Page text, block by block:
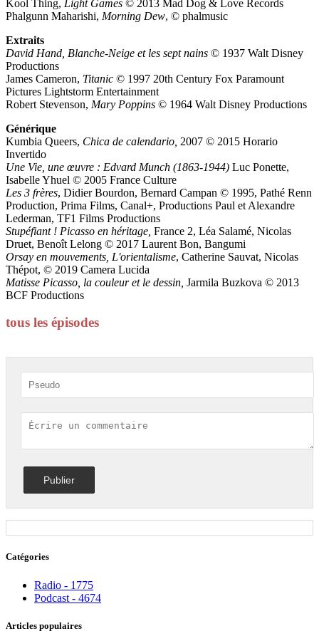
Kool Thing, Light Games © 2013 Mad Dog & Love Records
Phalgunn Maharishi, Morning Dew, © phalmusic
Extraits
David Hand, Blanche-Neige et les sept nains © 1937 Walt Disney
Productions
James Cameron, Titanic © 1997 20th Century Fox Paramount
Pictures Lightstorm Entertainment
Robert Stevenson, Mary Poppins © 1964 Walt Disney Productions
Générique
Kumbia Queers, Chica de calendario, 2007 © 2015 Horario
Invertido
Une Vie, une œuvre : Edvard Munch (1863-1944) Luc Ponette,
Isabelle Yhuel © 2005 France Culture
Les 3 frères, Didier Bourdon, Bernard Campan © 1995, Pathé Renn
Production, Prima Films, Canal+, Productions Paul et Alexandre
Lederman, TF1 Films Productions
Stupéfiant ! Picasso en héritage, France 2, Léa Salamé, Nicolas
Druet, Benoît Lelong © 2017 Laurent Bon, Bangumi
Orsay en mouvements, L'orientalisme, Catherine Sauvat, Nicolas
Thépot, © 2019 Camera Lucida
Matisse Picasso, la couleur et le dessin, Jarmila Buzkova © 2013
BCF Productions
tous les épisodes
Catégories
Radio - 1775
Podcast - 4674
Articles populaires